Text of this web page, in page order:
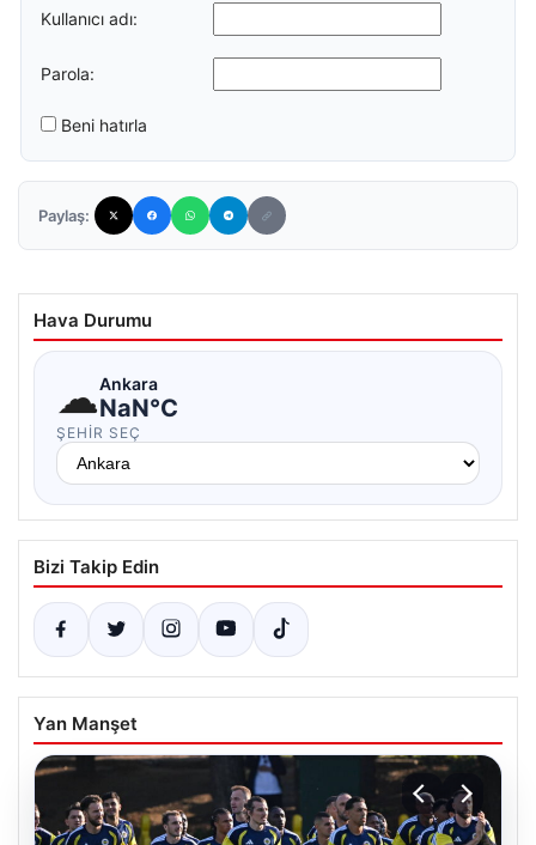
Kullanıcı adı:
Parola:
Beni hatırla
Paylaş:
Hava Durumu
☁Ankara
NaN°C
ŞEHIR SEÇ
Bizi Takip Edin
Yan Manşet